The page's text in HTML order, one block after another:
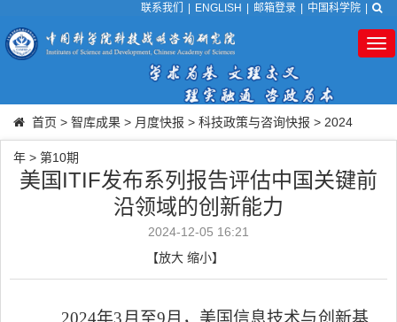
联系我们 ENGLISH 邮箱登录 中国科学院
首页 > 智库成果 > 月度快报 > 科技政策与咨询快报 > 2024
年 > 第10期
美国ITIF发布系列报告评估中国关键前
沿领域的创新能力
2024-12-05 16:21
【放大 缩小】
2024年3月至9月，美国信息技术与创新基